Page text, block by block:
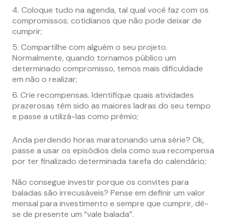
Coloque tudo na agenda, tal qual você faz com os
compromissos; cotidianos que não pode deixar de
cumprir;
Compartilhe com alguém o seu projeto.
Normalmente, quando tornamos público um
determinado compromisso, temos mais dificuldade
em não o realizar;
Crie recompensas. Identifique quais atividades
prazerosas têm sido as maiores ladras do seu tempo
e passe a utilizá-las como prêmio;
Anda perdendo horas maratonando uma série? Ok,
passe a usar os episódios dela como sua recompensa
por ter finalizado determinada tarefa do calendário;
Não consegue investir porque os convites para
baladas são irrecusáveis? Pense em definir um valor
mensal para investimento e sempre que cumprir, dê-
se de presente um “vale balada”.